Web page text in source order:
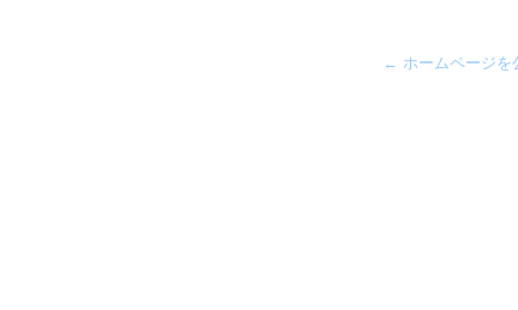
← ホームページを